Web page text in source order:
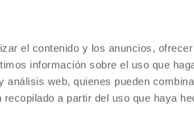
el contenido y los anuncios,
información sobre el uso que
web, quienes pueden
a partir del uso que haya